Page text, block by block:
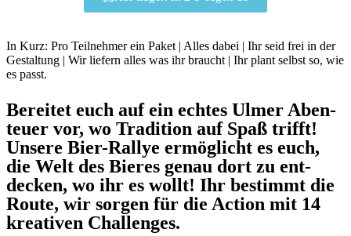
In Kurz: Pro Teilnehmer ein Paket | Alles dabei | Ihr seid frei in der
Gestaltung | Wir liefern alles was ihr braucht | Ihr plant selbst so, wie
es passt.
Bereitet euch auf ein echtes Ulmer Aben­
teuer vor, wo Tra­dition auf Spaß trifft!
Unsere Bier-Rallye ermög­licht es euch,
die Welt des Bieres genau dort zu ent­
decken, wo ihr es wollt! Ihr bestimmt die
Route, wir sorgen für die Action mit 14
krea­tiven Chal­lenges.